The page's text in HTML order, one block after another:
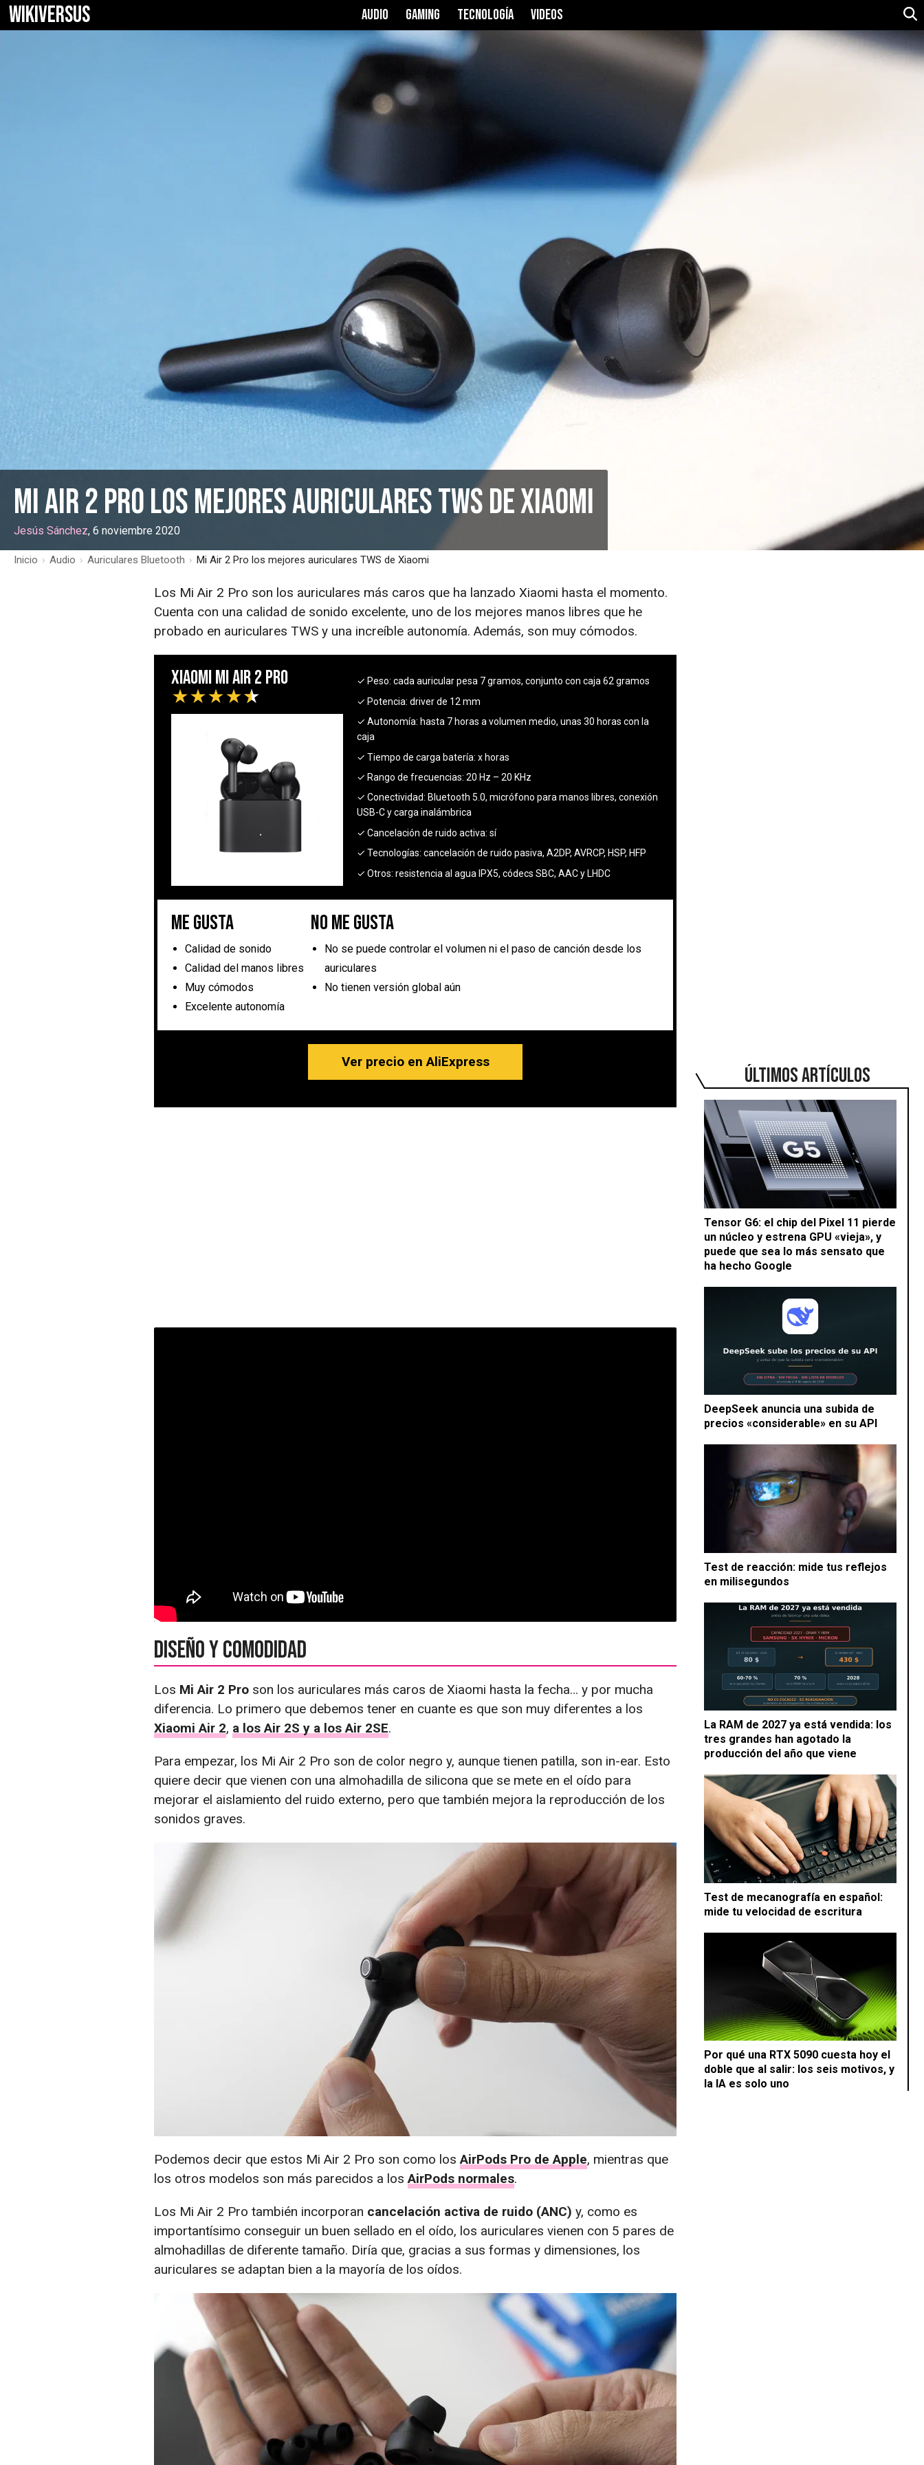
WIKIVERSUS AUDIO GAMING TECNOLOGÍA VIDEOS
Mi Air 2 Pro los mejores auriculares TWS de Xiaomi
Jesús Sánchez, 6 noviembre 2020
Inicio › Audio › Auriculares Bluetooth › Mi Air 2 Pro los mejores auriculares TWS de Xiaomi
ÚLTIMOS ARTÍCULOS
Tensor G6: el chip del Pixel 11 pierde
un núcleo y estrena GPU «vieja», y
puede que sea lo más sensato que
ha hecho Google
DeepSeek anuncia una subida de
precios «considerable» en su API
Test de reacción: mide tus reflejos
en milisegundos
La RAM de 2027 ya está vendida: los
tres grandes han agotado la
producción del año que viene
Test de mecanografía en español:
mide tu velocidad de escritura
Por qué una RTX 5090 cuesta hoy el
doble que al salir: los seis motivos, y
la IA es solo uno
Los Mi Air 2 Pro son los auriculares más caros que ha lanzado Xiaomi hasta el momento.
Cuenta con una calidad de sonido excelente, uno de los mejores manos libres que he
probado en auriculares TWS y una increíble autonomía. Además, son muy cómodos.
Xiaomi Mi Air 2 Pro
★★★★★
✓ Peso: cada auricular pesa 7 gramos, conjunto con caja 62 gramos
✓ Potencia: driver de 12 mm
✓ Autonomía: hasta 7 horas a volumen medio, unas 30 horas con la
caja
✓ Tiempo de carga batería: x horas
✓ Rango de frecuencias: 20 Hz – 20 KHz
✓ Conectividad: Bluetooth 5.0, micrófono para manos libres, conexión
USB-C y carga inalámbrica
✓ Cancelación de ruido activa: sí
✓ Tecnologías: cancelación de ruido pasiva, A2DP, AVRCP, HSP, HFP
✓ Otros: resistencia al agua IPX5, códecs SBC, AAC y LHDC
Me gusta
Calidad de sonido
Calidad del manos libres
Muy cómodos
Excelente autonomía
No me gusta
No se puede controlar el volumen ni el paso de canción desde los
auriculares
No tienen versión global aún
Ver precio en AliExpress
Diseño y comodidad
Los Mi Air 2 Pro son los auriculares más caros de Xiaomi hasta la fecha… y por mucha
diferencia. Lo primero que debemos tener en cuante es que son muy diferentes a los
Xiaomi Air 2, a los Air 2S y a los Air 2SE.
Para empezar, los Mi Air 2 Pro son de color negro y, aunque tienen patilla, son in-ear. Esto
quiere decir que vienen con una almohadilla de silicona que se mete en el oído para
mejorar el aislamiento del ruido externo, pero que también mejora la reproducción de los
sonidos graves.
Podemos decir que estos Mi Air 2 Pro son como losAirPods Pro de Apple, mientras que
los otros modelos son más parecidos a losAirPods normales.
Los Mi Air 2 Pro también incorporan cancelación activa de ruido (ANC) y, como es
importantísimo conseguir un buen sellado en el oído, los auriculares vienen con 5 pares de
almohadillas de diferente tamaño. Diría que, gracias a sus formas y dimensiones, los
auriculares se adaptan bien a la mayoría de los oídos.